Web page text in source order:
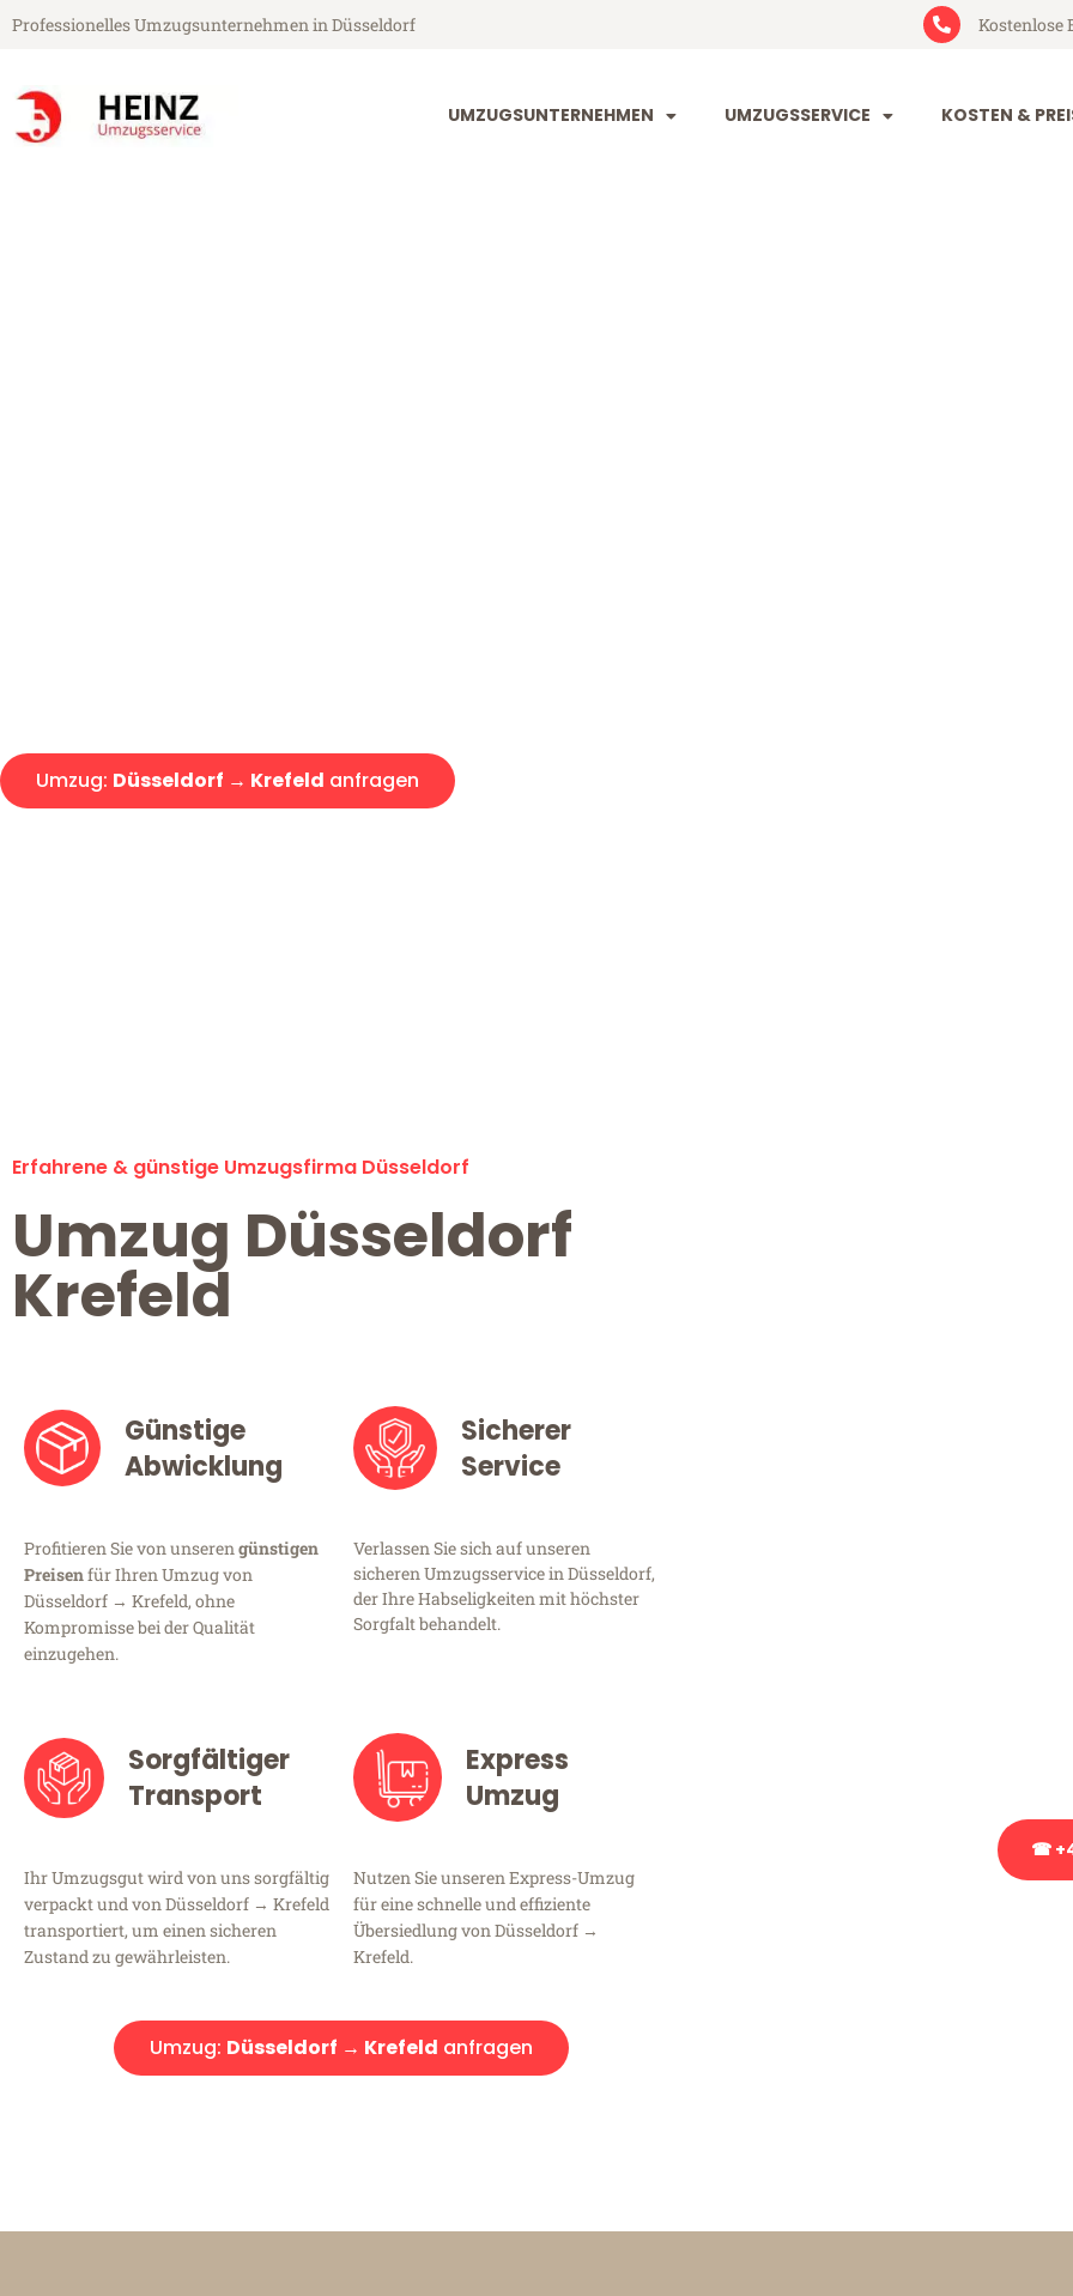
Professionelles Umzugsunternehmen in Düsseldorf Kostenlose
UMZUGSUNTERNEHMEN UMZUGSSERVICE KOSTEN &
Umzug: Düsseldorf → Krefeld anfragen
Erfahrene & günstige Umzugsfirma Düsseldorf
Umzug Düsseldorf
Krefeld
Günstige
Abwicklung
Profitieren Sie von unserengünstigen
Preisenfür Ihren Umzug von
Düsseldorf → Krefeld, ohne
Kompromisse bei der Qualität
einzugehen.
Sicherer
Service
Verlassen Sie sich auf unseren
sicheren Umzugsservice in Düsseldorf,
der Ihre Habseligkeiten mit höchster
Sorgfalt behandelt.
Sorgfältiger
Transport
Ihr Umzugsgut wird von uns sorgfältig
verpackt und von Düsseldorf → Krefeld
transportiert, um einen sicheren
Zustand zu gewährleisten.
Express
Umzug
Nutzen Sie unseren Express-Umzug
für eine schnelle und effiziente
Übersiedlung von Düsseldorf →
Krefeld.
Umzug: Düsseldorf → Krefeld anfragen
☎